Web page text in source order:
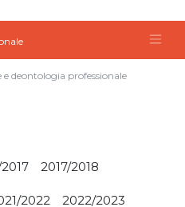
e deontologia professionale
2017/2018
2022 2022/2023